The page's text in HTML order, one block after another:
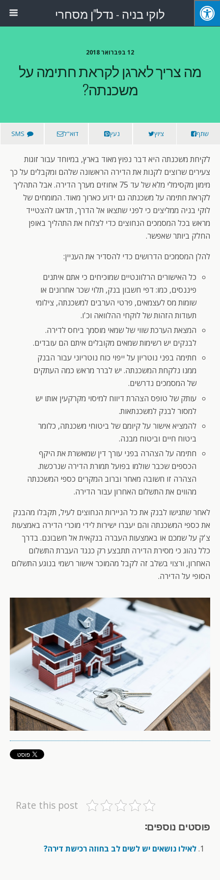
לוקי בניה - נדל"ן מסחרי
12 בפברואר 2018
מה צריך לארגן לקראת חתימה על
משכנתה?
שתף ציוץ נעץ דוא"ל SMS
לקיחת משכנתה היא דבר נפוץ מאוד בארץ, במיוחד עבור זוגות
צעירים שרוצים לקנות את הדירה הראשונה שלהם ומקבלים על כך
מימון מקסימלי מלא של עד 75 אחוזים מערך הדירה. אבל התהליך
לקראת חתימה על משכנתה גם ידוע כארוך מאוד. המומחים של
לוקי בניה ממליצים כי לפני שתצאו אל הדרך, תדאגו להצטייד
מראש בכל המסמכים הנחוצים כדי לצלוח את התהליך באופן
החלק ביותר שאפשר.
להלן המסמכים הדרושים כדי להסדיר את העניין:
כל האישורים הרלוונטיים שמוכיחים כי אתם איתנים
פיננסים, כמו: דפי חשבון בנק, תלוי שכר אחרונים או
שומות מס לעצמאים, פרטי הערבים למשכנתה, צילומי
תעודות הזהות של לוקחי ההלוואה וכ'ו.
המצאת הערכת שווי של שמאי מוסמך ביחס לדירה.
לבנקים יש רשימות שמאים מקובלים איתם הם עובדים.
חתימה בפני נוטריון על ייפוי כוח נוטריוני עבור הבנק
ממנו נלקחת המשכנתה. יש לברר מראש כמה העתקים
של המסמכים נדרשים.
עותק של טופס הצהרת דיווח למיסוי מקרקעין אותו יש
למסור לבנק למשכנתאות.
להמציא אישור על קיומם של ביטוחי משכנתה, כלומר
ביטוח חיים וביטוח מבנה.
חתימה על הצהרה בפני עורך דין שמאשרת את היקף
הכספים שכבר שולמו בפועל תמורת הדירה שנרכשת.
הצהרה זו חשובה מאחר וברוב המקרים כספי המשכנתה
מהווים את התשלום האחרון עבור הדירה.
לאחר שתגישו לבנק את כל הניירות הנחוצים לעיל, תקבלו מהבנק
את כספי המשכנתה והם יעברו ישירות לידי מוכרי הדירה באמצעות
צ'ק על שמכם או באמצעות העברה בנקאית אל חשבונם. בדרך
כלל נהוג כי מסירת הדירה תתבצע רק כנגד העברת התשלום
האחרון, ורצוי בשלב זה לקבל מהמוכר אישור רשמי בנוגע התשלום
הסופי על הדירה.
Rate this post
פוסטים נוספים:
לאילו נושאים יש לשים לב בחוזה רכישת דירה?